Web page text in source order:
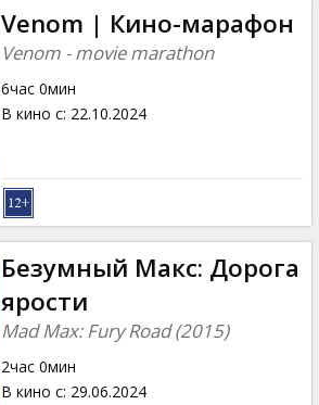
Venom | Кино-марафон
Venom - movie marathon
6час 0мин
В кино с: 22.10.2024
Безумный Макс: Дорога
ярости
Mad Max: Fury Road (2015)
2час 0мин
В кино с: 29.06.2024